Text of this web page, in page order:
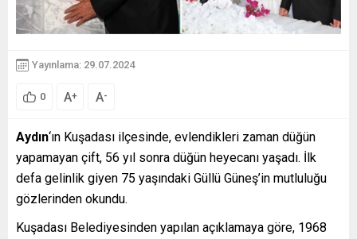
Yayınlama: 29.07.2024
0 A+ A-
Aydın‘ın Kuşadası ilçesinde, evlendikleri zaman düğün
yapamayan çift, 56 yıl sonra düğün heyecanı yaşadı. İlk
defa gelinlik giyen 75 yaşındaki Güllü Güneş’in mutluluğu
gözlerinden okundu.
Kuşadası Belediyesinden yapılan açıklamaya göre, 1968